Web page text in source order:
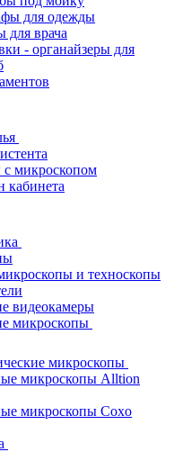
для одежды
для врача
- органайзеры для
с микроскопом
кабинета
и техноскопы
видеокамеры
микроскопы
микроскопы
микроскопы Alltion
микроскопы Coxo